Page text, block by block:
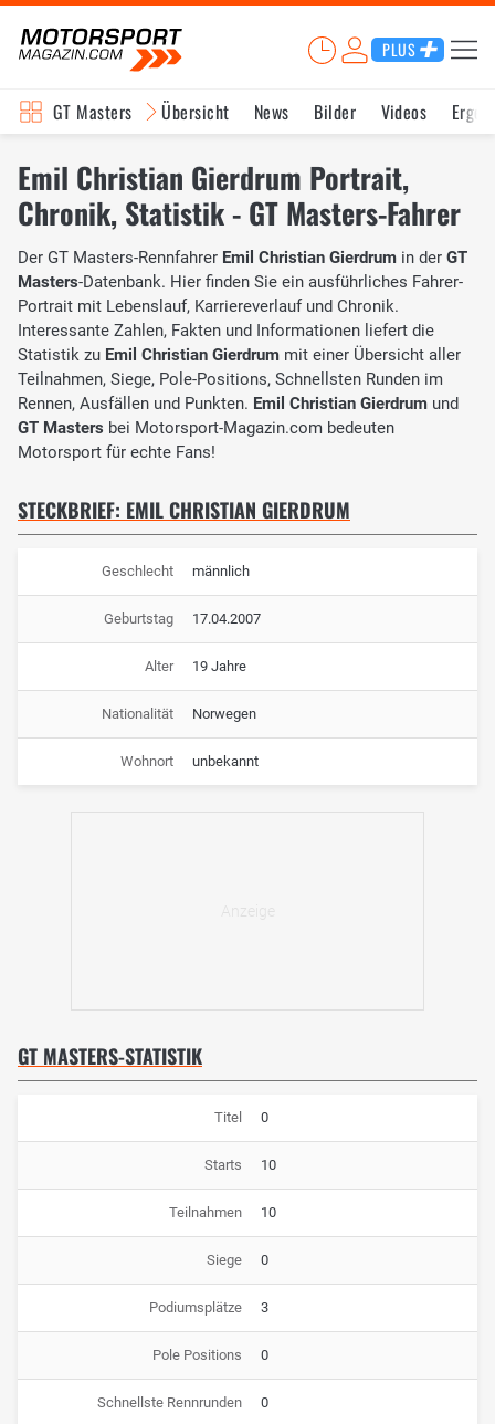
PLUS
GT Masters Übersicht News Bilder Videos
Emil Christian Gierdrum Portrait,
Chronik, Statistik - GT Masters-Fahrer
Der GT Masters-Rennfahrer Emil Christian Gierdrum in der GT
Masters-Datenbank. Hier finden Sie ein ausführliches Fahrer-
Portrait mit Lebenslauf, Karriereverlauf und Chronik.
Interessante Zahlen, Fakten und Informationen liefert die
Statistik zu Emil Christian Gierdrum mit einer Übersicht aller
Teilnahmen, Siege, Pole-Positions, Schnellsten Runden im
Rennen, Ausfällen und Punkten. Emil Christian Gierdrum und
GT Masters bei Motorsport-Magazin.com bedeuten
Motorsport für echte Fans!
STECKBRIEF: EMIL CHRISTIAN GIERDRUM
Geschlecht männlich
Geburtstag 17.04.2007
Alter 19 Jahre
Nationalität Norwegen
Wohnort unbekannt
GT MASTERS-STATISTIK
Titel 0
Starts 10
Teilnahmen 10
Siege 0
Podiumsplätze 3
Pole Positions 0
Schnellste Rennrunden 0